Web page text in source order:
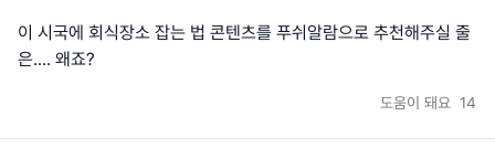
이 시국에 회식장소 잡는 법 콘텐츠를 푸쉬알람으로 추천해주실 줄
은.... 왜죠?
도움이 돼요 14